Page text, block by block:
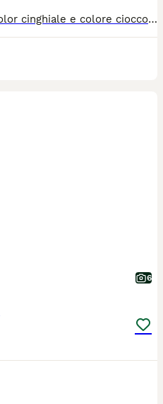
Bellissimi bassotti a pelo duro nani color cinghiale e colore cioccolato di 90 giorni con piano vaccinale finito, disponibili sia maschi che femmine. Con il loro caratteristico pelo duro dal meraviglioso colore cinghiale e cioccolato, la sua taglia nano, sono un vero gioiellino. Le sue orecchie lunghe e il corpo allungato tipico della razza, uniti al loro sguardo vivace, lo rendono irresistibile. Il bassotto è un cane vivace, curioso, coraggioso nonostante la taglia, affettuoso, leale, giocherellone e indipendente, anche molto intelligente. Ama esplorare la casa e il giardino ma soprattutto ama giocare con la sua famiglia. Va d’accordo con altri animali e adora i bambini. I cuccioli sono già pronti per essere inseriti nelle nuove famiglie. I nostri esemplari sono consegnati con: microchip, piano vaccinale, sverminati, trattamenti antiparassitari, pedigree e regolare ricevuta fiscale. Offriamo la possibilità di pagare in comode tariffe fino ad un massimo di 24 rate. Se sei interessato/a venire a vederli senza impegno, chiamaci per fissare un appuntamento.
6